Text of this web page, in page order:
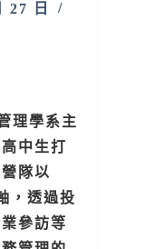
27 日
理學系主
中生打
隊以
，透過投
參訪等